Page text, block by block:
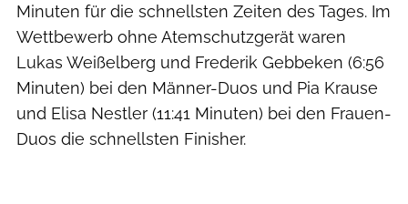
Minuten für die schnellsten Zeiten des Tages. Im
Wettbewerb ohne Atemschutzgerät waren
Lukas Weißelberg und Frederik Gebbeken (6:56
Minuten) bei den Männer-Duos und Pia Krause
und Elisa Nestler (11:41 Minuten) bei den Frauen-
Duos die schnellsten Finisher.